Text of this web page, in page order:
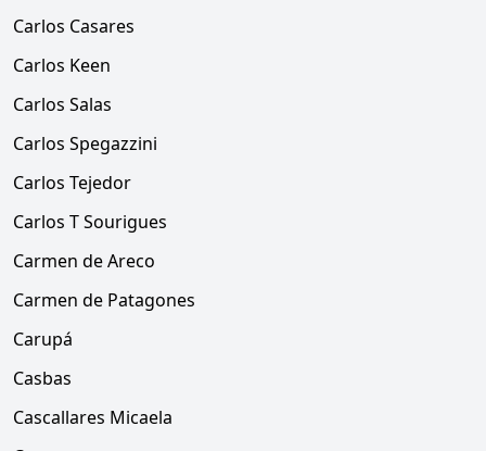
Carlos Casares
Carlos Keen
Carlos Salas
Carlos Spegazzini
Carlos Tejedor
Carlos T Sourigues
Carmen de Areco
Carmen de Patagones
Carupá
Casbas
Cascallares Micaela